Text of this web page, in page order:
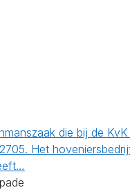
die bij de
Het